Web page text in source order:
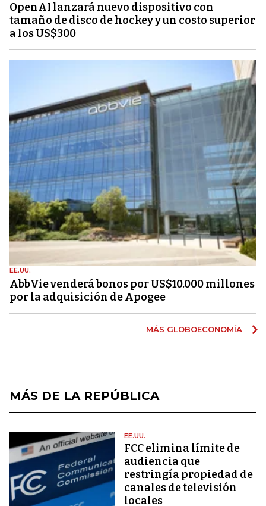
OpenAI lanzará nuevo dispositivo con
tamaño de disco de hockey y un costo superior
a los US$300
EE.UU.
AbbVie venderá bonos por US$10.000 millones
por la adquisición de Apogee
MÁS GLOBOECONOMÍA
MÁS DE LA REPÚBLICA
EE.UU.
FCC elimina límite de
audiencia que
restringía propiedad de
canales de televisión
locales